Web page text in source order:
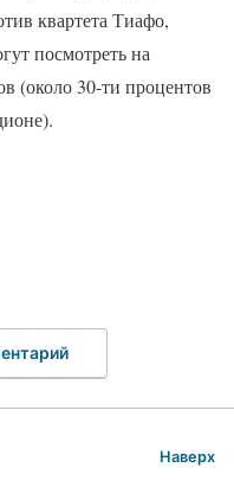
квартета Тиафо,
посмотреть на
(около 30-ти процентов
Наверх